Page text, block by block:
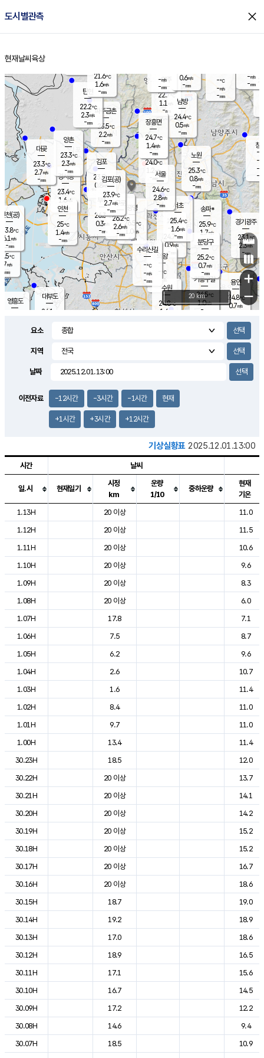
도시별관측 close
홈
현재날씨 육상
의도
℃
m/s
mm
영흥도
양주
22.7℃
1.1
-mm
과천
24.7℃
0.9m/s
- mm
용인
24.8℃
0.7m/s
경기광주
23.1℃
2.3m/s
-mm
1.6m/s
대부도
24.1
경서동
23.4℃
1.6 m/s
-mm
파주금촌
23.5℃
2.2m/s
-mm
-℃
-m/s
-mm
대곶
23.3℃
2.7m/s
-mm
창
-
-m/
-
탄현
22.2℃
2.3m/s
-mm
-m/s
-mm
의왕
- ℃
m/s
mm
김포
23.9℃
0.8 m/s
mm
광명
26.5 ℃
1.0 m/s
-mm
부천
26.3℃
0.3m/s
-mm
양촌
23.3℃
2.3m/s
-mm
구로
26.2℃
2.6m/s
-mm
은평
24.0℃
1.2 m/s
- mm
노원
25.3℃
0.8m/s
-mm
송파*
25.9℃
1.7m/s
-mm
서초
25.4℃
1.6m/s
-mm
남방
24.4℃
0.5m/s
-mm
기흥구갈
24.5℃
1.0m/s
-
수리산길
-℃
-m/s
-mm
분당구
25.2℃
0.7m/s
-mm
장흥면
24.7℃
1.4m/s
-mm
-m/s
-mm
인천(공)
23.8℃
6.1 m/s
-mm
김포(공)
23.9℃
2.7m/s
-mm
수원
24.8℃
1.6 m/s
인천
25℃
1.4m/s
-mm
서울
24.6℃
2.8m/s
-mm
21.6℃
1.6m/s
-mm
0.6m/s
-mm
+
−
20 km
요소
지역
날짜
이전자료 -12시간 -3시간 -1시간 현재
+1시간 +3시간 +12시간
기상실황표 2025.12.01.13:00
도시별 기상실황표로 지점, 날씨, 기온, 강수, 바람, 기압등을 안내한 표입
시간 날씨
일.시 현재일기
시정
km
운량
1/10
중하운량
현재
기온
1.13H
20 이상
11.0
1.12H
20 이상
11.5
1.11H
20 이상
10.6
1.10H
20 이상
9.6
1.09H
20 이상
8.3
1.08H
20 이상
6.0
1.07H
17.8
7.1
1.06H
7.5
8.7
1.05H
6.2
9.6
1.04H
2.6
10.7
1.03H
1.6
11.4
1.02H
8.4
11.0
1.01H
9.7
11.0
1.00H
13.4
11.4
30.23H
18.5
12.0
30.22H
20 이상
13.7
30.21H
20 이상
14.1
30.20H
20 이상
14.2
30.19H
20 이상
15.2
30.18H
20 이상
15.2
30.17H
20 이상
16.7
30.16H
20 이상
18.6
30.15H
18.7
19.0
30.14H
19.2
18.9
30.13H
17.0
18.6
30.12H
18.9
16.5
30.11H
17.1
15.6
30.10H
16.7
14.5
30.09H
17.2
12.2
30.08H
14.6
9.4
30.07H
18.5
10.9